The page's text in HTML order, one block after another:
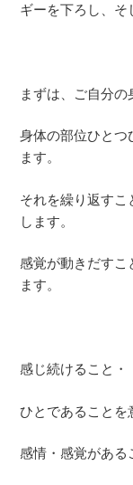
ギーを下ろし、そ
まずは、ご自分の
身体の部位ひとつ
ます。
それを繰り返す
します。
感覚が動きだすこ
ます。
感じ続けること・
ひとであることを
感情・感覚がある